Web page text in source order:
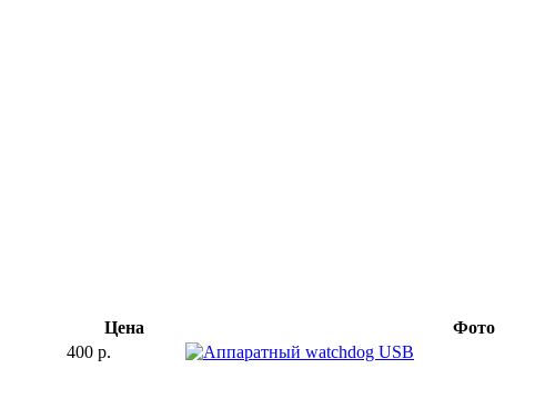
Цена
Фото
400 р.